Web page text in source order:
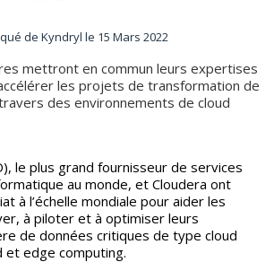
de Kyndryl le 15 Mars 2022
mettront en commun leurs expertises
les projets de transformation de
des environnements de cloud
au monde, et Cloudera ont
à l’échelle mondiale pour aider les
à piloter et à optimiser leurs
de données critiques de type cloud
et edge computing.